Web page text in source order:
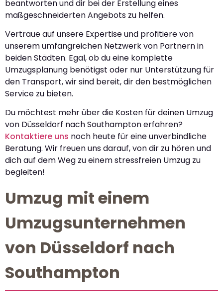
beantworten und dir bei der Erstellung eines
maßgeschneiderten Angebots zu helfen.
Vertraue auf unsere Expertise und profitiere von
unserem umfangreichen Netzwerk von Partnern in
beiden Städten. Egal, ob du eine komplette
Umzugsplanung benötigst oder nur Unterstützung für
den Transport, wir sind bereit, dir den bestmöglichen
Service zu bieten.
Du möchtest mehr über die Kosten für deinen Umzug
von Düsseldorf nach Southampton erfahren?
Kontaktiere uns noch heute für eine unverbindliche
Beratung. Wir freuen uns darauf, von dir zu hören und
dich auf dem Weg zu einem stressfreien Umzug zu
begleiten!
Umzug mit einem
Umzugsunternehmen
von Düsseldorf nach
Southampton